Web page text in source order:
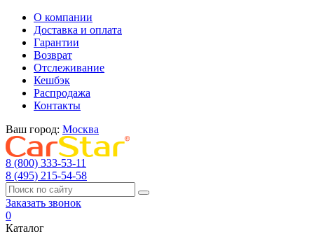
О компании
Доставка и оплата
Гарантии
Возврат
Отслеживание
Кешбэк
Распродажа
Контакты
Ваш город: Москва
8 (800) 333-53-11
8 (495) 215-54-58
Заказать звонок
0
Каталог